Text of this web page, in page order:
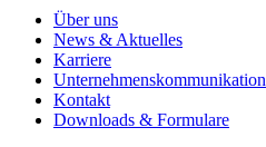
Über uns
News & Aktuelles
Karriere
Unternehmenskommunikation
Kontakt
Downloads & Formulare